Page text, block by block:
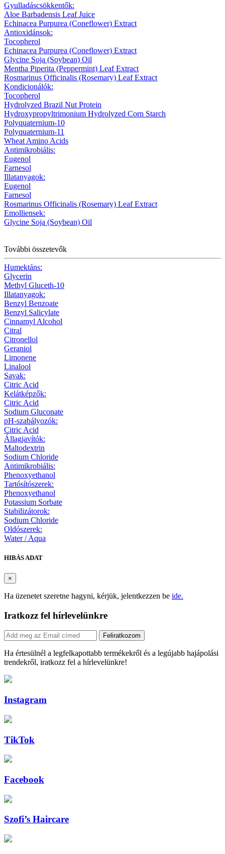
Gyulladáscsökkentők:
Aloe Barbadensis Leaf Juice
Echinacea Purpurea (Coneflower) Extract
Antioxidánsok:
Tocopherol
Echinacea Purpurea (Coneflower) Extract
Glycine Soja (Soybean) Oil
Mentha Piperita (Peppermint) Leaf Extract
Rosmarinus Officinalis (Rosemary) Leaf Extract
Kondicionálók:
Tocopherol
Hydrolyzed Brazil Nut Protein
Hydroxypropyltrimonium Hydrolyzed Corn Starch
Polyquaternium-10
Polyquaternium-11
Wheat Amino Acids
Antimikrobiális:
Eugenol
Farnesol
Illatanyagok:
Eugenol
Farnesol
Rosmarinus Officinalis (Rosemary) Leaf Extract
Emolliensek:
Glycine Soja (Soybean) Oil
További összetevők
Humektáns:
Glycerin
Methyl Gluceth-10
Illatanyagok:
Benzyl Benzoate
Benzyl Salicylate
Cinnamyl Alcohol
Citral
Citronellol
Geraniol
Limonene
Linalool
Savak:
Citric Acid
Kelátképzők:
Citric Acid
Sodium Gluconate
pH-szabályozók:
Citric Acid
Állagjavítók:
Maltodextrin
Sodium Chloride
Antimikrobiális:
Phenoxyethanol
Tartósítószerek:
Phenoxyethanol
Potassium Sorbate
Stabilizátorok:
Sodium Chloride
Oldószerek:
Water / Aqua
HIBÁS ADAT
×
Ha üzenetet szeretne hagyni, kérjük, jelentkezzen be ide.
Iratkozz fel hírlevelünkre
Feliratkozom
Ha értesülnél a legfelkapottabb termékekről és a legújabb hajápolási
trendekről, iratkozz fel a hírlevelünkre!
Instagram
TikTok
Facebook
Szofi’s Haircare